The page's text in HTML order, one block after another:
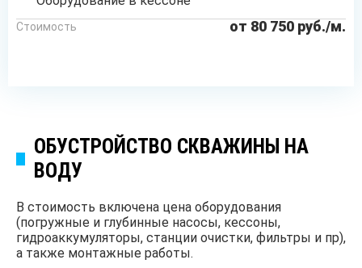
Стоимость от 80 750 руб./м.
ОБУСТРОЙСТВО СКВАЖИНЫ НА
ВОДУ
В стоимость включена цена оборудования
(погружные и глубинные насосы, кессоны,
гидроаккумуляторы, станции очистки, фильтры и пр),
а также монтажные работы.